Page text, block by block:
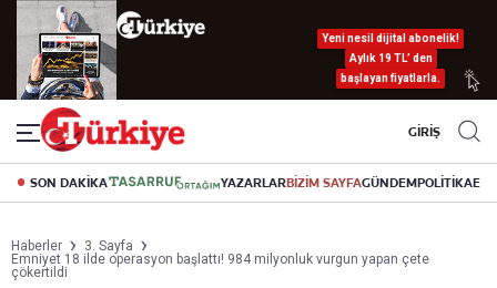
Yeni nesil dijital abonelik!
Aylık 19 TL’ den
başlayan fiyatlarla.
GİRİŞ
SON DAKİKA YAZARLARBİZİM SAYFAGÜNDEMPOLİTİKA
Haberler
3. Sayfa
Emniyet 18 ilde operasyon başlattı! 984 milyonluk vurgun yapan çete
çökertildi